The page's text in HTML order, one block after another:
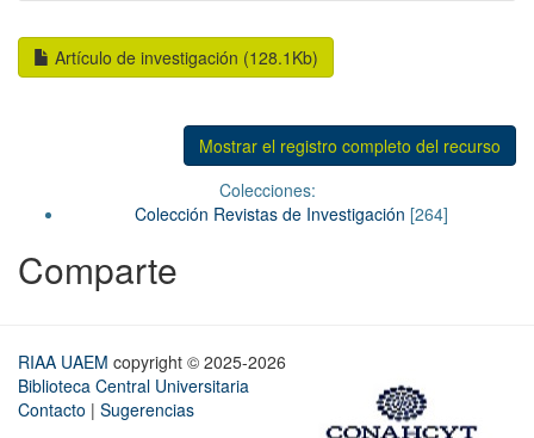
Artículo de investigación (128.1Kb)
Mostrar el registro completo del recurso
Colecciones:
Colección Revistas de Investigación [264]
Comparte
RIAA UAEM copyright © 2025-2026
Biblioteca Central Universitaria
Contacto | Sugerencias